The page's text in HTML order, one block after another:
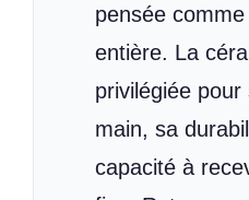
pensée
entière. La
privilégiée
main, sa
capacité à